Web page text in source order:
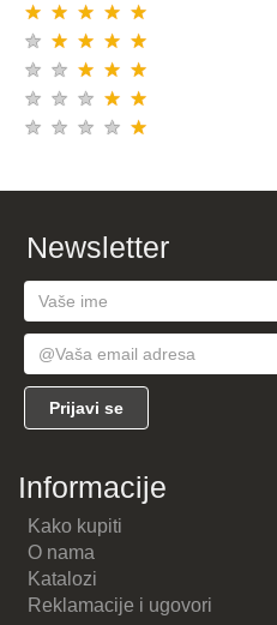
★
★
★
★
★
★
★
★
★
★
★
★
★
★
★
★
★
★
★
★
★
★
★
★
★
Newsletter
Informacije
Kako kupiti
O nama
Katalozi
Reklamacije i ugovori